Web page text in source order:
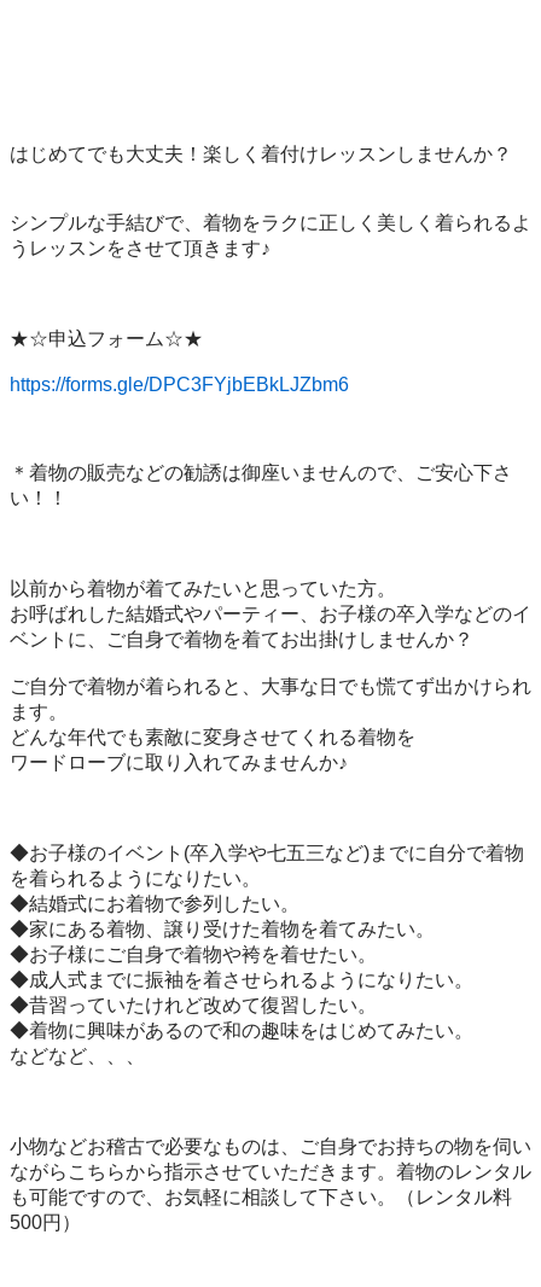
はじめてでも大丈夫！楽しく着付けレッスンしませんか？
シンプルな手結びで、着物をラクに正しく美しく着られるよ
うレッスンをさせて頂きます♪
★☆申込フォーム☆★
https://forms.gle/DPC3FYjbEBkLJZbm6
＊着物の販売などの勧誘は御座いませんので、ご安心下さ
い！！
以前から着物が着てみたいと思っていた方。
お呼ばれした結婚式やパーティー、お子様の卒入学などのイ
ベントに、ご自身で着物を着てお出掛けしませんか？
ご自分で着物が着られると、大事な日でも慌てず出かけられ
ます。
どんな年代でも素敵に変身させてくれる着物を
ワードローブに取り入れてみませんか♪
◆お子様のイベント(卒入学や七五三など)までに自分で着物
を着られるようになりたい。
◆結婚式にお着物で参列したい。
◆家にある着物、譲り受けた着物を着てみたい。
◆お子様にご自身で着物や袴を着せたい。
◆成人式までに振袖を着させられるようになりたい。
◆昔習っていたけれど改めて復習したい。
◆着物に興味があるので和の趣味をはじめてみたい。
などなど、、、
小物などお稽古で必要なものは、ご自身でお持ちの物を伺い
ながらこちらから指示させていただきます。着物のレンタル
も可能ですので、お気軽に相談して下さい。（レンタル料
500円）